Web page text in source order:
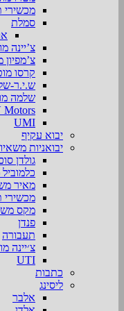
מכשירי
סמלת
צ’יינה
צ’מפיון
קרסו
ש.י.ר-
שלמה
Motors
UMI
יבוא עקיף
יבואניות
גולדן
מאיר
מכשירי
מקס
פנדן
תעבורה
צ׳יינה
UTI
כתבות
ליסינג
אלבר